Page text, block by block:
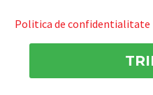
Politica de confidentialitate